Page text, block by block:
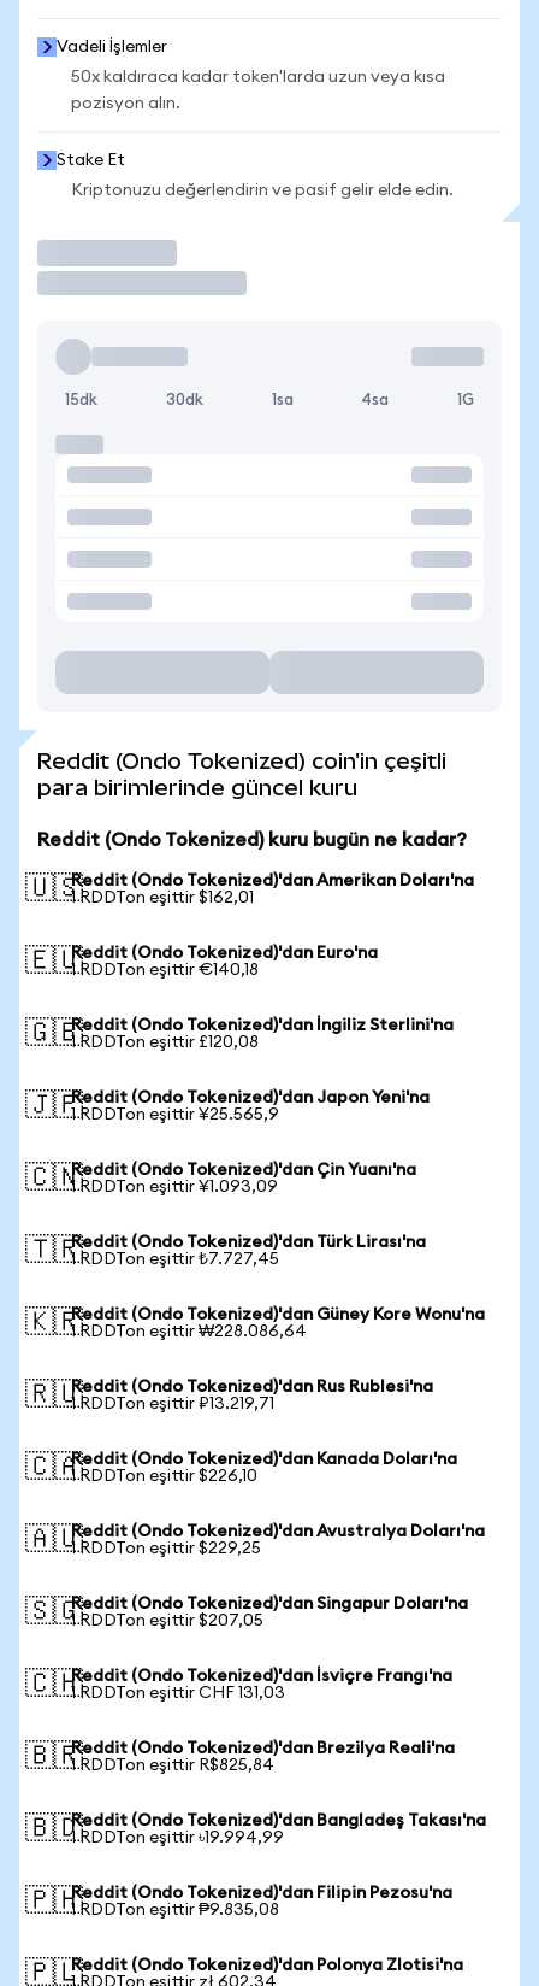
Vadeli İşlemler
50x kaldıraca kadar token'larda uzun veya kısa
pozisyon alın.
Stake Et
Kriptonuzu değerlendirin ve pasif gelir elde edin.
15dk 30dk 1sa 4sa 1G
Reddit (Ondo Tokenized) coin'in çeşitli
para birimlerinde güncel kuru
Reddit (Ondo Tokenized) kuru bugün ne kadar?
🇺🇸Reddit (Ondo Tokenized)'dan Amerikan Doları'na
1 RDDTon eşittir $162,01
🇪🇺Reddit (Ondo Tokenized)'dan Euro'na
1 RDDTon eşittir €140,18
🇬🇧Reddit (Ondo Tokenized)'dan İngiliz Sterlini'na
1 RDDTon eşittir £120,08
🇯🇵Reddit (Ondo Tokenized)'dan Japon Yeni'na
1 RDDTon eşittir ¥25.565,9
🇨🇳Reddit (Ondo Tokenized)'dan Çin Yuanı'na
1 RDDTon eşittir ¥1.093,09
🇹🇷Reddit (Ondo Tokenized)'dan Türk Lirası'na
1 RDDTon eşittir ₺7.727,45
🇰🇷Reddit (Ondo Tokenized)'dan Güney Kore Wonu'na
1 RDDTon eşittir ₩228.086,64
🇷🇺Reddit (Ondo Tokenized)'dan Rus Rublesi'na
1 RDDTon eşittir ₽13.219,71
🇨🇦Reddit (Ondo Tokenized)'dan Kanada Doları'na
1 RDDTon eşittir $226,10
🇦🇺Reddit (Ondo Tokenized)'dan Avustralya Doları'na
1 RDDTon eşittir $229,25
🇸🇬Reddit (Ondo Tokenized)'dan Singapur Doları'na
1 RDDTon eşittir $207,05
🇨🇭Reddit (Ondo Tokenized)'dan İsviçre Frangı'na
1 RDDTon eşittir CHF 131,03
🇧🇷Reddit (Ondo Tokenized)'dan Brezilya Reali'na
1 RDDTon eşittir R$825,84
🇧🇩Reddit (Ondo Tokenized)'dan Bangladeş Takası'na
1 RDDTon eşittir ৳19.994,99
🇵🇭Reddit (Ondo Tokenized)'dan Filipin Pezosu'na
1 RDDTon eşittir ₱9.835,08
🇵🇱Reddit (Ondo Tokenized)'dan Polonya Zlotisi'na
1 RDDTon eşittir zł 602,34